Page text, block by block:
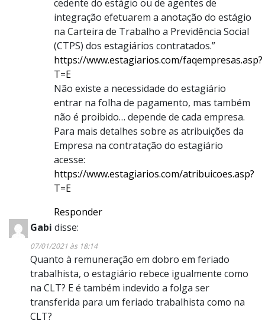
cedente do estágio ou de agentes de
integração efetuarem a anotação do estágio
na Carteira de Trabalho a Previdência Social
(CTPS) dos estagiários contratados.”
https://www.estagiarios.com/faqempresas.asp?
T=E
Não existe a necessidade do estagiário
entrar na folha de pagamento, mas também
não é proibido… depende de cada empresa.
Para mais detalhes sobre as atribuições da
Empresa na contratação do estagiário
acesse:
https://www.estagiarios.com/atribuicoes.asp?
T=E
Responder
Gabi disse:
07/01/2021 às 18:14
Quanto à remuneração em dobro em feriado
trabalhista, o estagiário rebece igualmente como
na CLT? E é também indevido a folga ser
transferida para um feriado trabalhista como na
CLT?